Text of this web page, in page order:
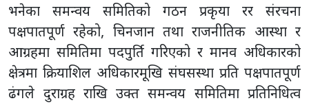
भनेका समन्वय समितिको गठन प्रकृया रर संरचना
पक्षपातपूर्ण रहेको, चिनजान तथा राजनीतिक आस्था र
आग्रहमा समितिमा पदपुर्ति गरिएको र मानव अधिकारको
क्षेत्रमा क्रियाशिल अधिकारमूखि संघसस्था प्रति पक्षपातपूर्ण
ढंगले दुराग्रह राखि उक्त समन्वय समितिमा प्रतिनिधित्व